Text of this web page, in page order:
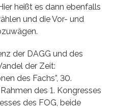
heißt es dann ebenfalls
und die Vor- und
der DAGG und des
der Zeit:
des Fachs”, 30.
des 1. Kongresses
des FOG, beide